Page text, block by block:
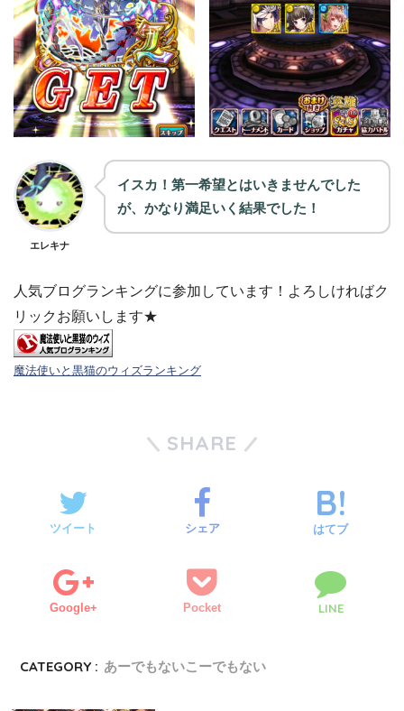
エレキナ
イスカ！第一希望とはいきませんでした
が、かなり満足いく結果でした！
人気ブログランキングに参加しています！よろしければク
リックお願いします★
魔法使いと黒猫のウィズランキング
SHARE
ツイート シェア はてブ
Google+ Pocket LINE
CATEGORY : あーでもないこーでもない